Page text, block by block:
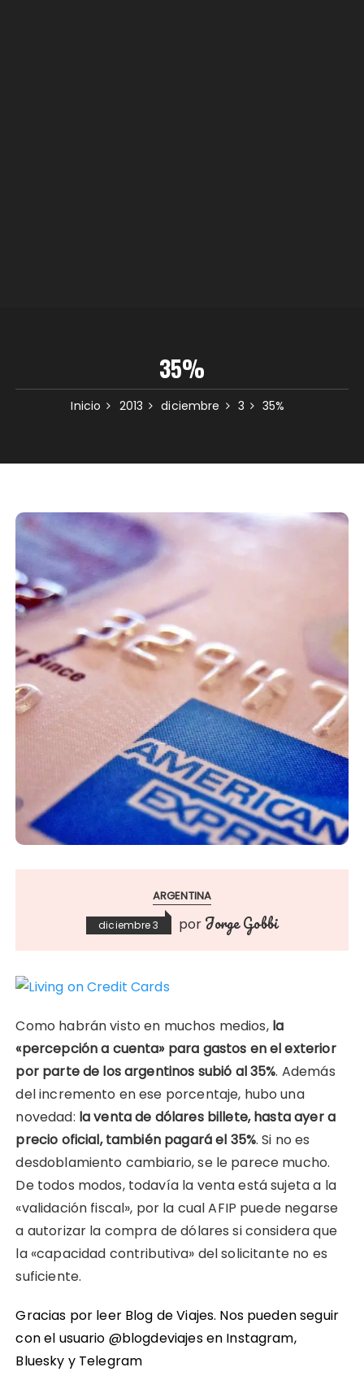
35%
Inicio 2013 diciembre 3 35%
ARGENTINA
diciembre 3 por Jorge Gobbi
Como habrán visto en muchos medios, la
«percepción a cuenta» para gastos en el exterior
por parte de los argentinos subió al 35%. Además
del incremento en ese porcentaje, hubo una
novedad: la venta de dólares billete, hasta ayer a
precio oficial, también pagará el 35%. Si no es
desdoblamiento cambiario, se le parece mucho.
De todos modos, todavía la venta está sujeta a la
«validación fiscal», por la cual AFIP puede negarse
a autorizar la compra de dólares si considera que
la «capacidad contributiva» del solicitante no es
suficiente.
Gracias por leer Blog de Viajes. Nos pueden seguir
con el usuario @blogdeviajes en Instagram,
Bluesky y Telegram